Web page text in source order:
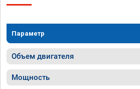
Параметр
Объем двигателя
Мощность